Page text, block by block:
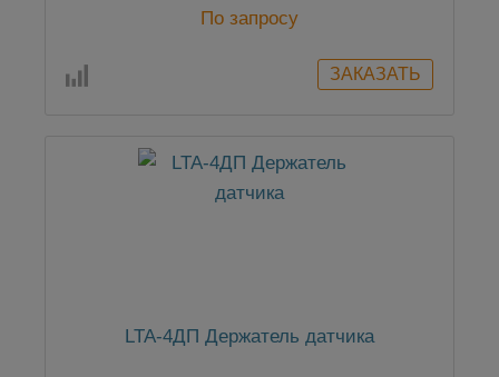
По запросу
LTA-4ДП Держатель датчика